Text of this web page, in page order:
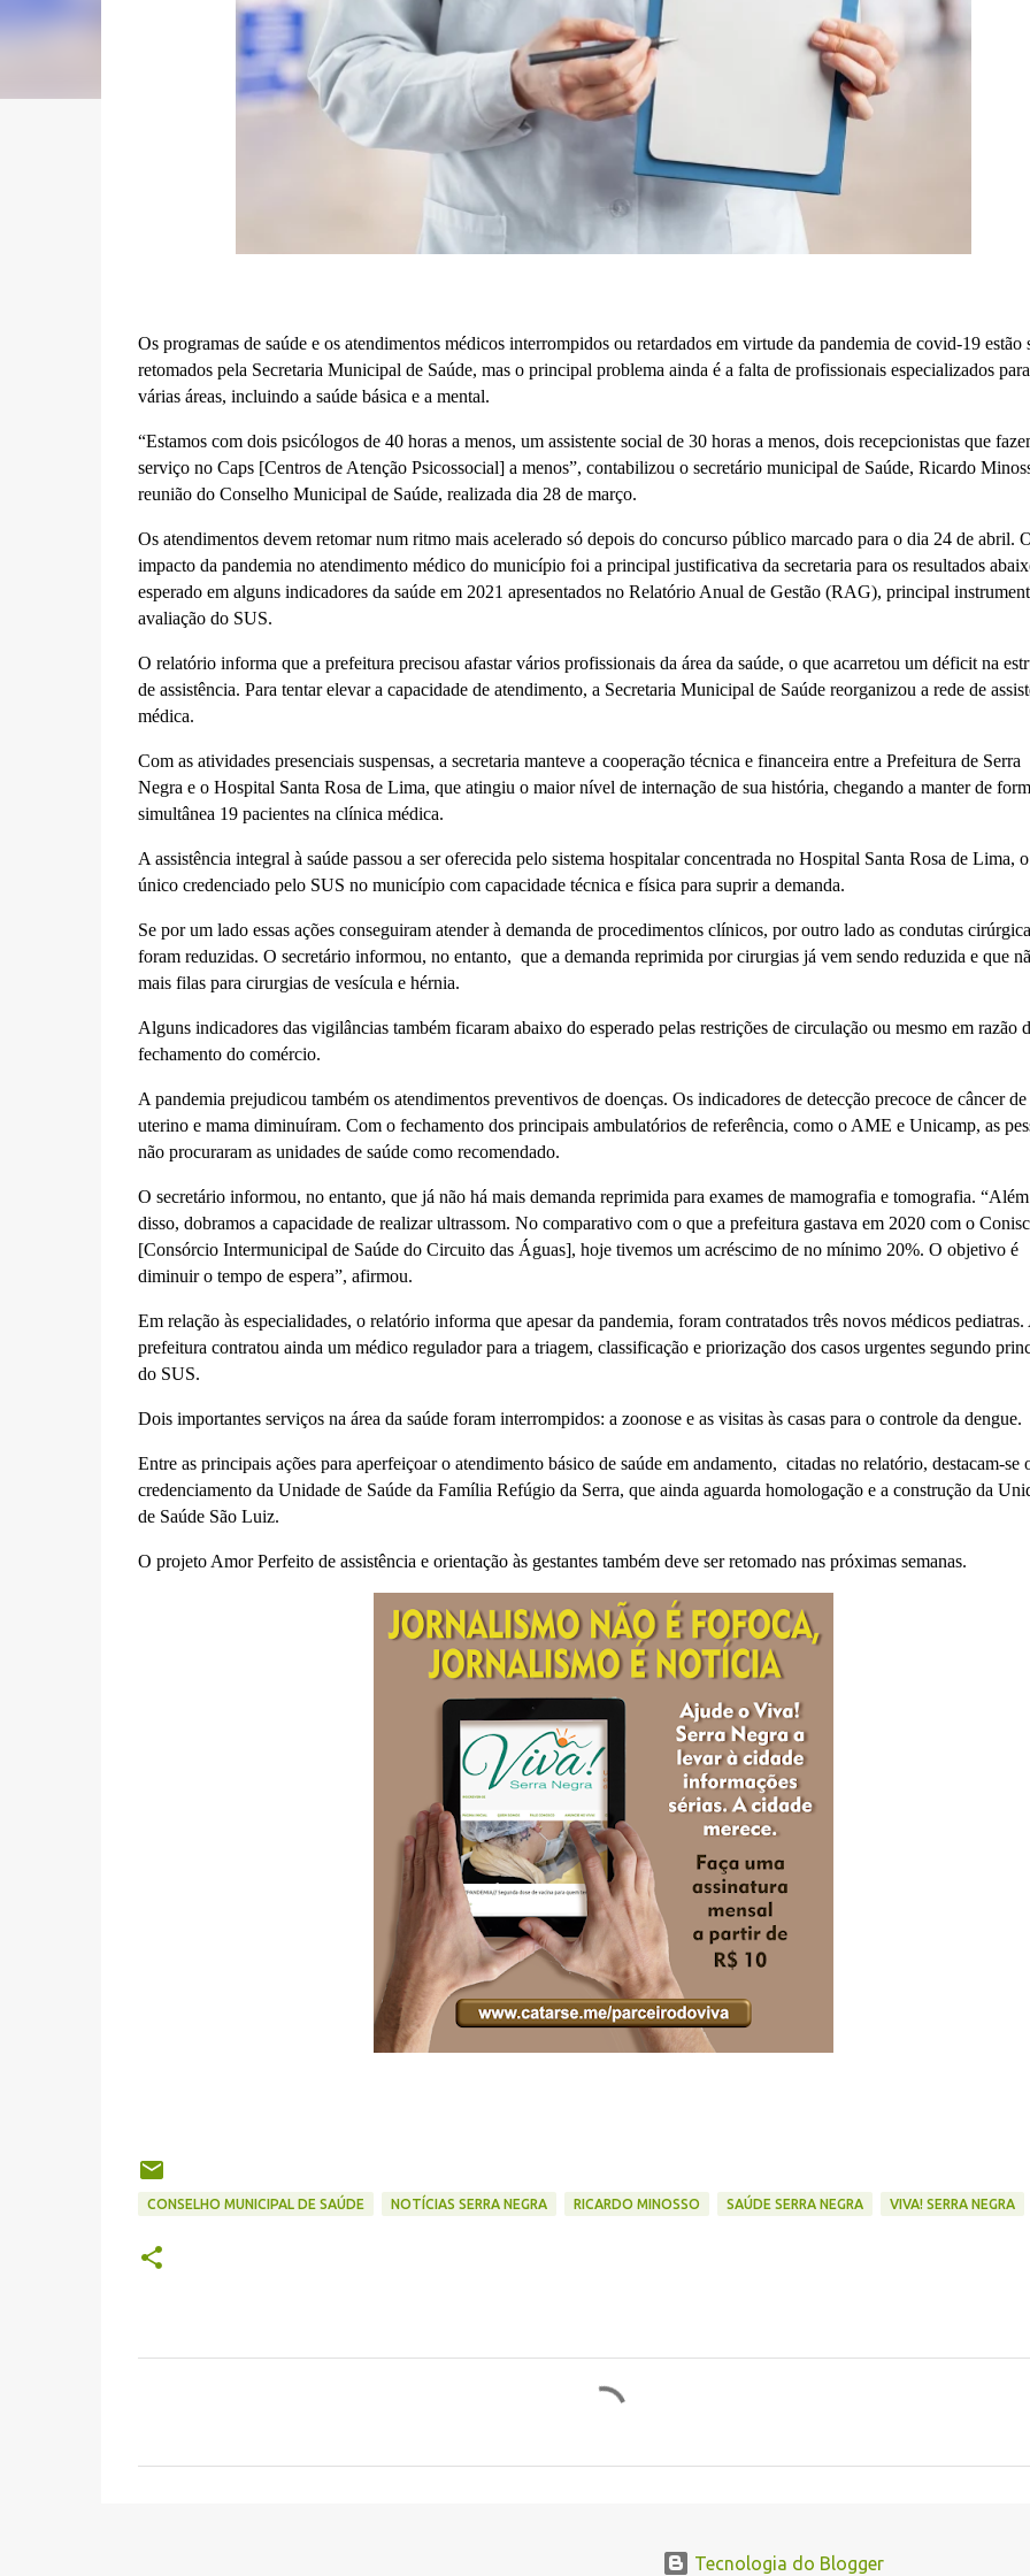
Os programas de saúde e os atendimentos médicos interrompidos ou retardados em virtude da pandemia de covid-19 estão
retomados pela Secretaria Municipal de Saúde, mas o principal problema ainda é a falta de profissionais especializados para
várias áreas, incluindo a saúde básica e a mental.
“Estamos com dois psicólogos de 40 horas a menos, um assistente social de 30 horas a menos, dois recepcionistas que
serviço no Caps [Centros de Atenção Psicossocial] a menos”, contabilizou o secretário municipal de Saúde, Ricardo
reunião do Conselho Municipal de Saúde, realizada dia 28 de março.
Os atendimentos devem retomar num ritmo mais acelerado só depois do concurso público marcado para o dia 24 de abril.
impacto da pandemia no atendimento médico do município foi a principal justificativa da secretaria para os resultados
esperado em alguns indicadores da saúde em 2021 apresentados no Relatório Anual de Gestão (RAG), principal
avaliação do SUS.
O relatório informa que a prefeitura precisou afastar vários profissionais da área da saúde, o que acarretou um déficit na
de assistência. Para tentar elevar a capacidade de atendimento, a Secretaria Municipal de Saúde reorganizou a rede de
médica.
Com as atividades presenciais suspensas, a secretaria manteve a cooperação técnica e financeira entre a Prefeitura de Serra
Negra e o Hospital Santa Rosa de Lima, que atingiu o maior nível de internação de sua história, chegando a manter de
simultânea 19 pacientes na clínica médica.
A assistência integral à saúde passou a ser oferecida pelo sistema hospitalar concentrada no Hospital Santa Rosa de Lima, o
único credenciado pelo SUS no município com capacidade técnica e física para suprir a demanda.
Se por um lado essas ações conseguiram atender à demanda de procedimentos clínicos, por outro lado as condutas
foram reduzidas. O secretário informou, no entanto, que a demanda reprimida por cirurgias já vem sendo reduzida e que
mais filas para cirurgias de vesícula e hérnia.
Alguns indicadores das vigilâncias também ficaram abaixo do esperado pelas restrições de circulação ou mesmo em razão
fechamento do comércio.
A pandemia prejudicou também os atendimentos preventivos de doenças. Os indicadores de detecção precoce de câncer
uterino e mama diminuíram. Com o fechamento dos principais ambulatórios de referência, como o AME e Unicamp, as
não procuraram as unidades de saúde como recomendado.
O secretário informou, no entanto, que já não há mais demanda reprimida para exames de mamografia e tomografia. “Além
disso, dobramos a capacidade de realizar ultrassom. No comparativo com o que a prefeitura gastava em 2020 com o
[Consórcio Intermunicipal de Saúde do Circuito das Águas], hoje tivemos um acréscimo de no mínimo 20%. O objetivo é
diminuir o tempo de espera”, afirmou.
Em relação às especialidades, o relatório informa que apesar da pandemia, foram contratados três novos médicos pediatras.
prefeitura contratou ainda um médico regulador para a triagem, classificação e priorização dos casos urgentes segundo
do SUS.
Dois importantes serviços na área da saúde foram interrompidos: a zoonose e as visitas às casas para o controle da dengue.
Entre as principais ações para aperfeiçoar o atendimento básico de saúde em andamento, citadas no relatório, destacam-se
credenciamento da Unidade de Saúde da Família Refúgio da Serra, que ainda aguarda homologação e a construção da
de Saúde São Luiz.
O projeto Amor Perfeito de assistência e orientação às gestantes também deve ser retomado nas próximas semanas.
CONSELHO MUNICIPAL DE SAÚDE NOTÍCIAS SERRA NEGRA RICARDO MINOSSO SAÚDE SERRA NEGRA VIVA! SERRA NEGRA
Tecnologia do Blogger